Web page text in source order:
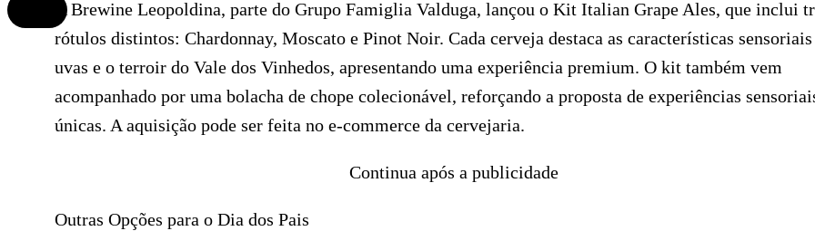
A Brewine Leopoldina, parte do Grupo Famiglia Valduga, lançou o Kit Italian Grape Ales, que inclui
rótulos distintos: Chardonnay, Moscato e Pinot Noir. Cada cerveja destaca as características sensoriais
uvas e o terroir do Vale dos Vinhedos, apresentando uma experiência premium. O kit também vem
acompanhado por uma bolacha de chope colecionável, reforçando a proposta de experiências
únicas. A aquisição pode ser feita no e-commerce da cervejaria.
Continua após a publicidade
Outras Opções para o Dia dos Pais